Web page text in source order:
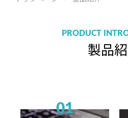
採用情
PRODUCT
製品
01